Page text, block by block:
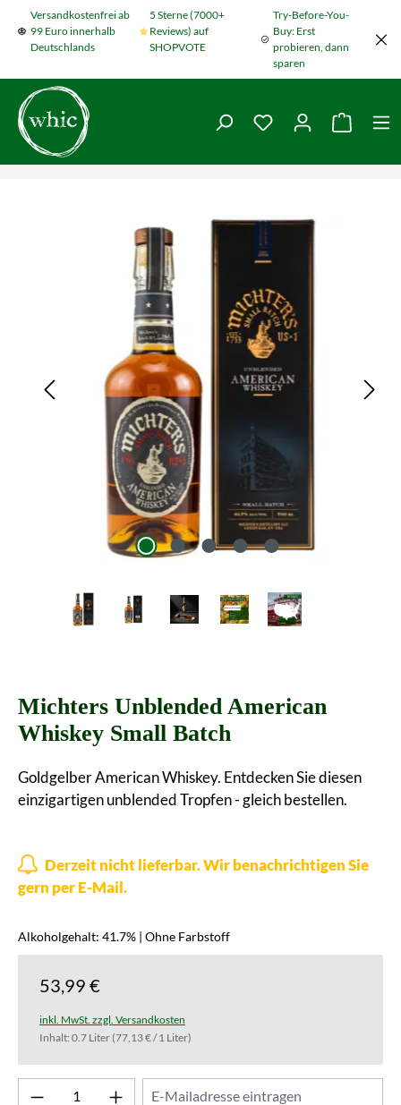
Zum Hauptinhalt springen
Versandkostenfrei ab
99 Euro innerhalb
Deutschlands
5 Sterne (7000+
Reviews) auf
SHOPVOTE
Try-Before-You-
Buy: Erst
probieren, dann
sparen
Du hast 0
Bildergalerie überspringen
Michters Unblended American
Whiskey Small Batch
Goldgelber American Whiskey. Entdecken Sie diesen
einzigartigen unblended Tropfen - gleich bestellen.
Derzeit nicht lieferbar. Wir benachrichtigen Sie
gern per E-Mail.
Alkoholgehalt: 41.7% | Ohne Farbstoff
53,99 €
inkl. MwSt. zzgl. Versandkosten
Inhalt: 0.7 Liter(77,13 € / 1 Liter)